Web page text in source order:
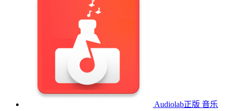
Audiolab正版 音乐